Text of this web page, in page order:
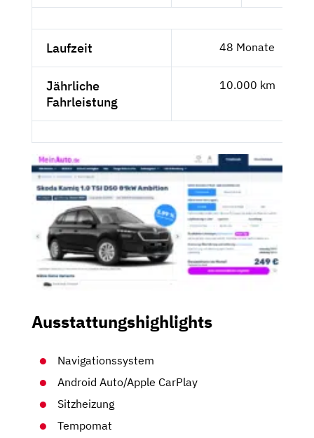
Laufzeit 48 Monate
Jährliche
Fahrleistung
10.000 km
Ausstattungshighlights
Navigationssystem
Android Auto/Apple CarPlay
Sitzheizung
Tempomat